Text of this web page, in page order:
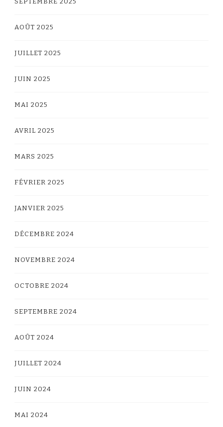
AOÛT 2025
JUILLET 2025
JUIN 2025
MAI 2025
AVRIL 2025
MARS 2025
FÉVRIER 2025
JANVIER 2025
DÉCEMBRE 2024
NOVEMBRE 2024
OCTOBRE 2024
SEPTEMBRE 2024
AOÛT 2024
JUILLET 2024
JUIN 2024
MAI 2024